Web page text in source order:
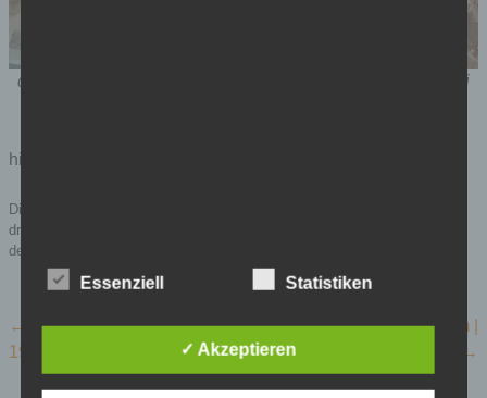
die amerikaner bauen einen drohnenstützpunkg in dijibouti
hier der artikel dazu in →
Dieser Beitrag wurde unter
drohnen
den
Beitragsnavigation
←
ein dackel am klavier |
1910
britischer propagandafilm |
elendes deutschland 1946
→
Essenziell Statistiken
✓ Akzeptieren